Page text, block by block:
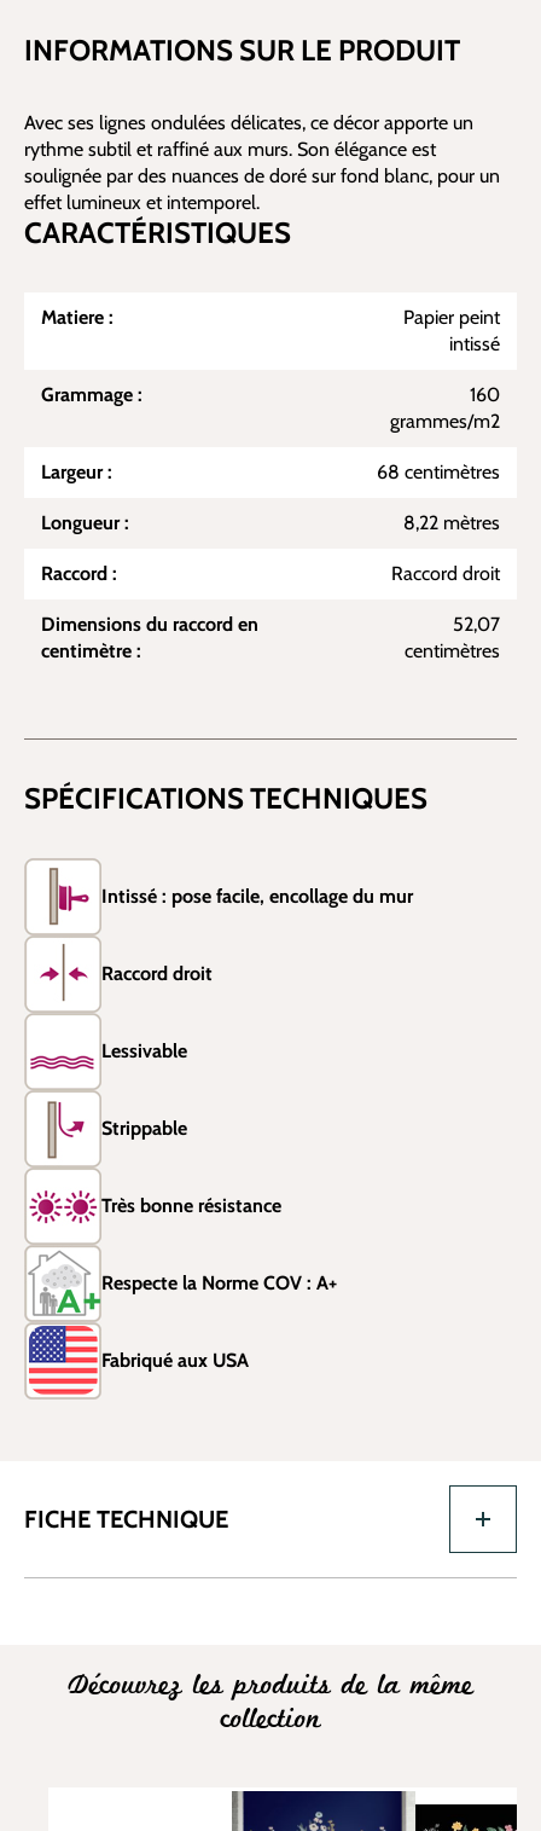
INFORMATIONS SUR LE PRODUIT
Avec ses lignes ondulées délicates, ce décor apporte un
rythme subtil et raffiné aux murs. Son élégance est
soulignée par des nuances de doré sur fond blanc, pour un
effet lumineux et intemporel.
CARACTÉRISTIQUES
Matiere :
Papier peint
intissé
Grammage :
160
grammes/m2
Largeur : 68 centimètres
Longueur : 8,22 mètres
Raccord : Raccord droit
Dimensions du raccord en
centimètre :
52,07
centimètres
SPÉCIFICATIONS TECHNIQUES
Intissé : pose facile, encollage du mur
Raccord droit
Lessivable
Strippable
Très bonne résistance
Respecte la Norme COV : A+
Fabriqué aux USA
FICHE TECHNIQUE
Découvrez les produits de la même
collection